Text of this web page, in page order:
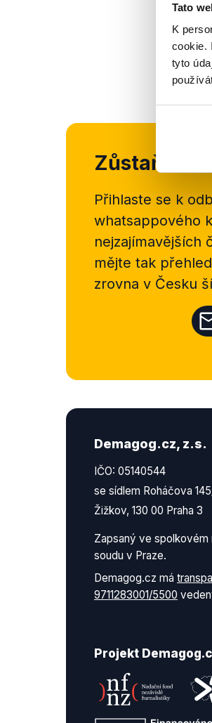
Tato
K
cookie.
tyto
Zůstaňme
Přihlaste se k
whatsappového
nejzajímavějších
mějte tak
zrovna v Česku
Demagog.cz, z.s.
IČO: 05140544
se sídlem Roháčova
Žižkov, 130 00 Praha 3
Zapsaný ve
soudu v Praze.
Demagog.cz má
9711283001/5500
Projekt